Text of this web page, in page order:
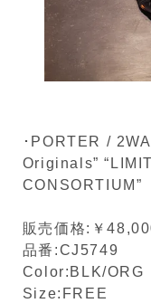
･PORTER /
Originals”
CONSORTIUM”
販売価格:￥
品番:CJ5749
Color:BLK/ORG
Size:FREE